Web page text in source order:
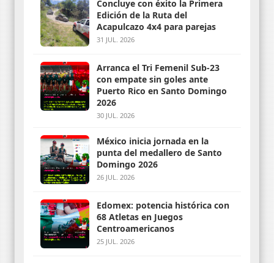
Concluye con éxito la Primera
Edición de la Ruta del
Acapulcazo 4x4 para parejas
31 JUL. 2026
Arranca el Tri Femenil Sub-23
con empate sin goles ante
Puerto Rico en Santo Domingo
2026
30 JUL. 2026
México inicia jornada en la
punta del medallero de Santo
Domingo 2026
26 JUL. 2026
Edomex: potencia histórica con
68 Atletas en Juegos
Centroamericanos
25 JUL. 2026